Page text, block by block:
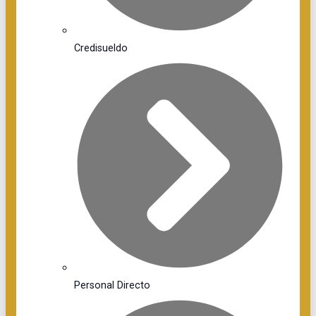
Credisueldo
Personal Directo